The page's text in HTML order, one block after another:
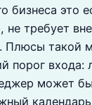
бизнеса это
требует
Плюсы такой
порог входа:
может